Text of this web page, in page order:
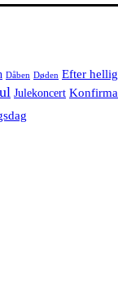
Dåben Døden Efter
Julekoncert